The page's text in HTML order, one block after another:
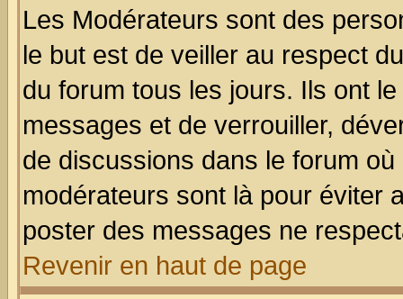
Les Modérateurs sont des
le but est de veiller au respect
du forum tous les jours. Ils ont
messages et de verrouiller,
de discussions dans le forum
modérateurs sont là pour éviter
poster des messages ne
Revenir en haut de page